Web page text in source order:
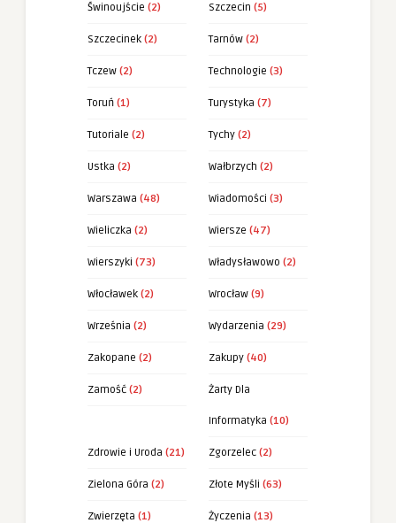
Świnoujście (2) Szczecin (5)
Szczecinek (2) Tarnów (2)
Tczew (2) Technologie (3)
Toruń (1) Turystyka (7)
Tutoriale (2) Tychy (2)
Ustka (2) Wałbrzych (2)
Warszawa (48) Wiadomości (3)
Wieliczka (2) Wiersze (47)
Wierszyki (73) Władysławowo (2)
Włocławek (2) Wrocław (9)
Września (2) Wydarzenia (29)
Zakopane (2) Zakupy (40)
Zamość (2) Żarty Dla
Informatyka (10)
Zdrowie i Uroda (21) Zgorzelec (2)
Zielona Góra (2) Złote Myśli (63)
Zwierzęta (1) Życzenia (13)